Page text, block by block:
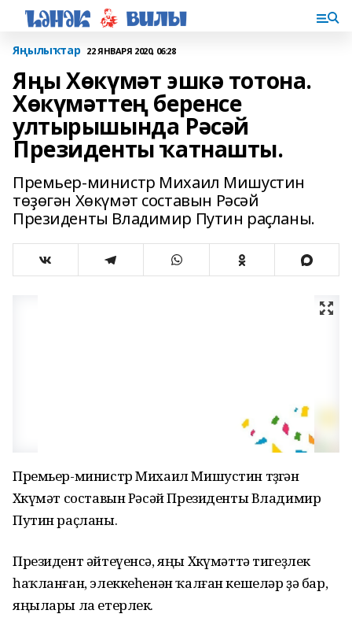
Яңылыҡтар 22 ЯНВАРЯ 2020, 06:28
Яңы Хөкүмәт эшкә тотона.
Хөкүмәттең беренсе
ултырышында Рәсәй
Президенты ҡатнашты.
Премьер-министр Михаил Мишустин
төҙөгән Хөкүмәт составын Рәсәй
Президенты Владимир Путин раҫланы.
Премьер-министр Михаил Мишустин төҙөгән
Хөкүмәт составын Рәсәй Президенты Владимир
Путин раҫланы.
Президент әйтеүенсә, яңы Хөкүмәттә тигеҙлек
һаҡланған, элеккеһенән ҡалған кешеләр ҙә бар,
яңылары ла етерлек.